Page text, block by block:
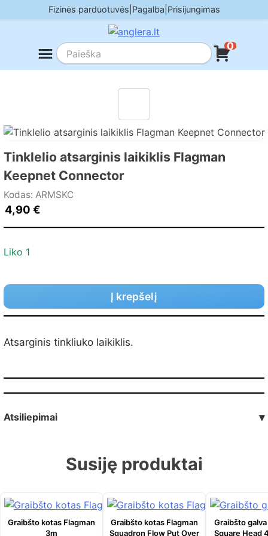
to
Fizinės parduotuvės Pagalba Prisijungimas
0
Tinklelio atsarginis laikiklis Flagman
Keepnet Connector
Kodas: ARMSKC
4,90 €
Liko 1
Į krepšelį
Atsarginis tinkliuko laikiklis.
Atsiliepimai ▾
Susiję produktai
Graibšto kotas Flagman
3m
Graibšto kotas Flagman
Squadron Flow Put Over
Graibšto
Square Head